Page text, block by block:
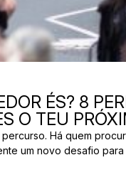
ÉS? 8
O TEU
Há quem
um novo desafio
ter nada a ver com